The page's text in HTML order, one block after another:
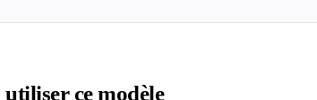
ce modèle